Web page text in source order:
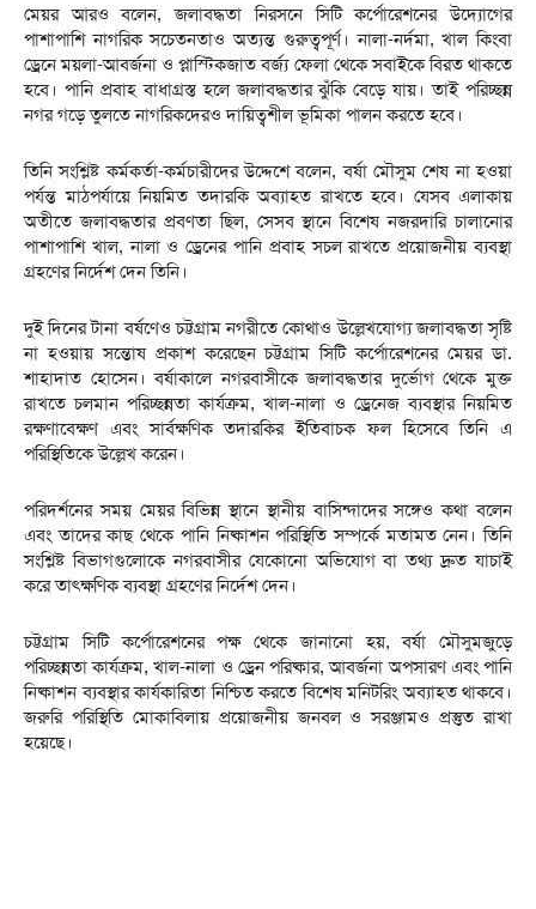
মেয়র আরও বলেন, জলাবদ্ধতা নিরসনে সিটি কর্পোরেশনের উদ্যোগের
পাশাপাশি নাগরিক সচেতনতাও অত্যন্ত গুরুত্বপূর্ণ। নালা-নর্দমা, খাল কিংবা
ড্রেনে ময়লা-আবর্জনা ও প্লাস্টিকজাত বর্জ্য ফেলা থেকে সবাইকে বিরত থাকতে
হবে। পানি প্রবাহ বাধাগ্রস্ত হলে জলাবদ্ধতার ঝুঁকি বেড়ে যায়। তাই পরিচ্ছন্ন
নগর গড়ে তুলতে নাগরিকদেরও দায়িত্বশীল ভূমিকা পালন করতে হবে।
তিনি সংশ্লিষ্ট কর্মকর্তা-কর্মচারীদের উদ্দেশে বলেন, বর্ষা মৌসুম শেষ না হওয়া
পর্যন্ত মাঠপর্যায়ে নিয়মিত তদারকি অব্যাহত রাখতে হবে। যেসব এলাকায়
অতীতে জলাবদ্ধতার প্রবণতা ছিল, সেসব স্থানে বিশেষ নজরদারি চালানোর
পাশাপাশি খাল, নালা ও ড্রেনের পানি প্রবাহ সচল রাখতে প্রয়োজনীয় ব্যবস্থা
গ্রহণের নির্দেশ দেন তিনি।
দুই দিনের টানা বর্ষণেও চট্টগ্রাম নগরীতে কোথাও উল্লেখযোগ্য জলাবদ্ধতা সৃষ্টি
না হওয়ায় সন্তোষ প্রকাশ করেছেন চট্টগ্রাম সিটি কর্পোরেশনের মেয়র ডা.
শাহাদাত হোসেন। বর্ষাকালে নগরবাসীকে জলাবদ্ধতার দুর্ভোগ থেকে মুক্ত
রাখতে চলমান পরিচ্ছন্নতা কার্যক্রম, খাল-নালা ও ড্রেনেজ ব্যবস্থার নিয়মিত
রক্ষণাবেক্ষণ এবং সার্বক্ষণিক তদারকির ইতিবাচক ফল হিসেবে তিনি এ
পরিস্থিতিকে উল্লেখ করেন।
পরিদর্শনের সময় মেয়র বিভিন্ন স্থানে স্থানীয় বাসিন্দাদের সঙ্গেও কথা বলেন
এবং তাদের কাছ থেকে পানি নিষ্কাশন পরিস্থিতি সম্পর্কে মতামত নেন। তিনি
সংশ্লিষ্ট বিভাগগুলোকে নগরবাসীর যেকোনো অভিযোগ বা তথ্য দ্রুত যাচাই
করে তাৎক্ষণিক ব্যবস্থা গ্রহণের নির্দেশ দেন।
চট্টগ্রাম সিটি কর্পোরেশনের পক্ষ থেকে জানানো হয়, বর্ষা মৌসুমজুড়ে
পরিচ্ছন্নতা কার্যক্রম, খাল-নালা ও ড্রেন পরিষ্কার, আবর্জনা অপসারণ এবং পানি
নিষ্কাশন ব্যবস্থার কার্যকারিতা নিশ্চিত করতে বিশেষ মনিটরিং অব্যাহত থাকবে।
জরুরি পরিস্থিতি মোকাবিলায় প্রয়োজনীয় জনবল ও সরঞ্জামও প্রস্তুত রাখা
হয়েছে।